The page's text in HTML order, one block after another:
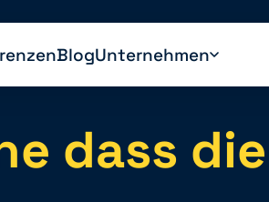
BlogUnternehmen
dass